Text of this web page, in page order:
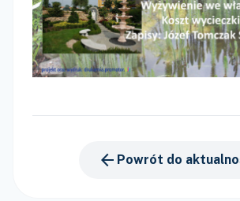
arrow_back Powrót do